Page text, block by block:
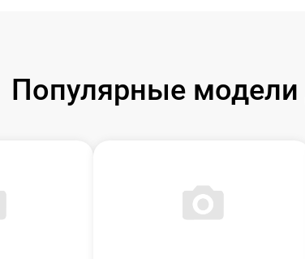
Популярные